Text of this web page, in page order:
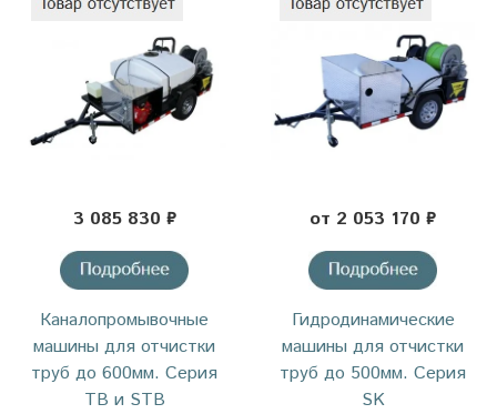
3 085 830 ₽
Каналопромывочные
машины для отчистки
труб до 600мм. Серия
TB и STB
от 2 053 170 ₽
Гидродинамические
машины для отчистки
труб до 500мм. Серия
SK